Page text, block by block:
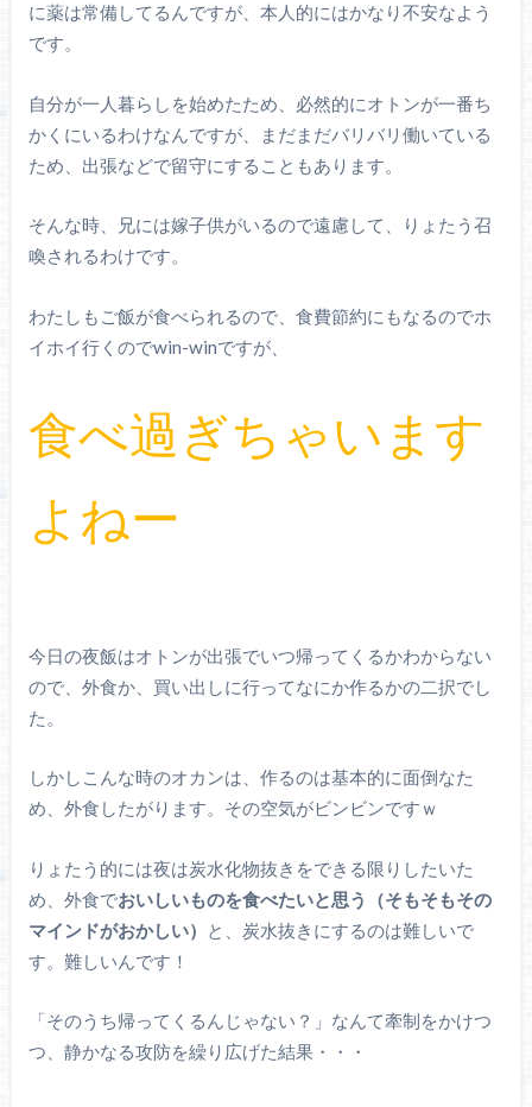
に薬は常備してるんですが、本人的にはかなり不安なよう
です。
自分が一人暮らしを始めたため、必然的にオトンが一番ち
かくにいるわけなんですが、まだまだバリバリ働いている
ため、出張などで留守にすることもあります。
そんな時、兄には嫁子供がいるので遠慮して、りょたう召
喚されるわけです。
わたしもご飯が食べられるので、食費節約にもなるのでホ
イホイ行くのでwin-winですが、
食べ過ぎちゃいます
よねー
今日の夜飯はオトンが出張でいつ帰ってくるかわからない
ので、外食か、買い出しに行ってなにか作るかの二択でし
た。
しかしこんな時のオカンは、作るのは基本的に面倒なた
め、外食したがります。その空気がビンビンですｗ
りょたう的には夜は炭水化物抜きをできる限りしたいた
め、外食でおいしいものを食べたいと思う（そもそもその
マインドがおかしい）
と、炭水抜きにするのは難しいで
す。難しいんです！
「そのうち帰ってくるんじゃない？」なんて牽制をかけつ
つ、静かなる攻防を繰り広げた結果・・・